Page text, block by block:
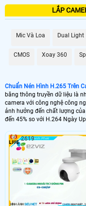
LẮP
Mic Và Loa Dual Light
CMOS Xoay 360
Chuẩn Nén Hình H.265 Trên
băng thông truyền dữ liệu là
camera với công nghệ công
ảnh hưởng đến chất lượng
đến 45% so với H.264 Ngày
2619